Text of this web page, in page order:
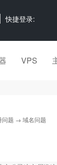
快捷登录:
VPS
问题 → 域名问题